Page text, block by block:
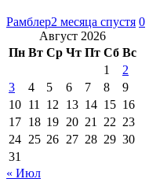
Рамблер2 месяца спустя 0
Август 2026
Пн Вт Ср Чт Пт Сб Вс
1
2
3
4 5 6 7 8
9
10 11 12 13 14 15 16
17 18 19 20 21 22 23
24 25 26 27 28 29 30
31
« Июл